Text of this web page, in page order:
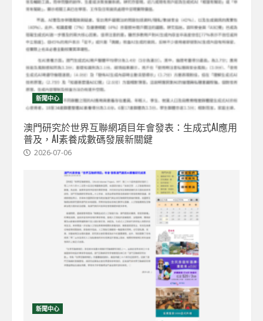
新聞中心
澳門研究於世界互聯網項目年會發表：生成式AI應用
普及，AI素養成數碼發展新關鍵
2026-07-06
新聞中心